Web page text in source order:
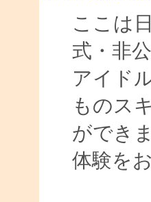
ここは
式・非
アイド
ものス
ができ
体験を